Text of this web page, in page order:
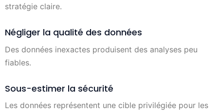
stratégie claire.
Négliger la qualité des données
Des données inexactes produisent des analyses peu
fiables.
Sous-estimer la sécurité
Les données représentent une cible privilégiée pour les